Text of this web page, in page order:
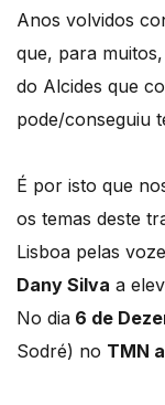
Anos volvidos
que, para
do Alcides que
pode/conseguiu
É por isto que
os temas deste
Lisboa pelas
Dany Silva a
No dia 6 de
Sodré) no TMN